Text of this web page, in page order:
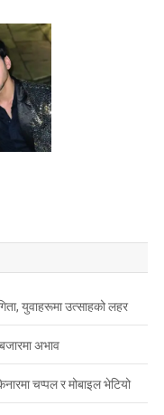
युवाहरूमा उत्साहको लहर
अभाव
चप्पल र मोबाइल भेटियो